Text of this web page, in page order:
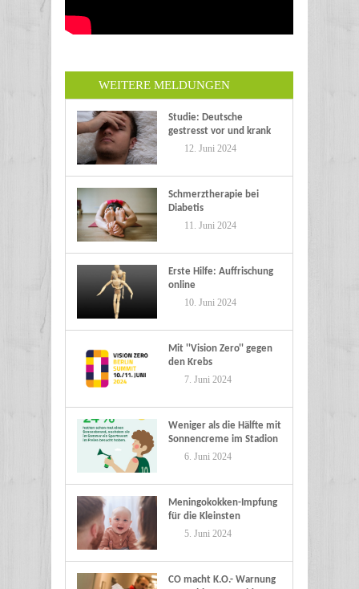
WEITERE MELDUNGEN
Studie: Deutsche
gestresst vor und krank
im Urlaub
12. Juni 2024
Schmerztherapie bei
Diabetis
11. Juni 2024
Erste Hilfe: Auffrischung
online
10. Juni 2024
Mit ''Vision Zero'' gegen
den Krebs
7. Juni 2024
Weniger als die Hälfte mit
Sonnencreme im Stadion
6. Juni 2024
Meningokokken-Impfung
für die Kleinsten
5. Juni 2024
CO macht K.O.- Warnung